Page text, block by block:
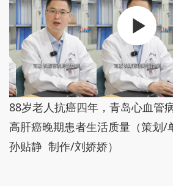
88岁老人抗癌四年，青岛心血管
高肝癌晚期患者生活质量（策
孙贴静 制作/刘娇娇）